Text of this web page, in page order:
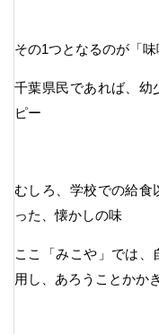
その1つとなるのが「味
千葉県民であれば、幼
ピー
むしろ、学校での給食
った、懐かしの味
ここ「みこや」では
用し、あろうことかか